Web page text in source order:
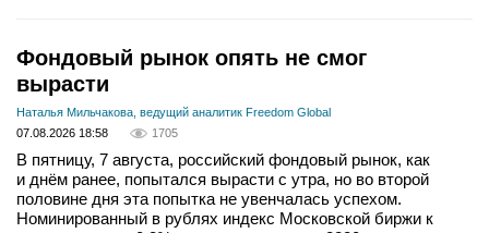
Фондовый рынок опять не смог
вырасти
Наталья Мильчакова, ведущий аналитик Freedom Global
07.08.2026 18:58
1705
В пятницу, 7 августа, российский фондовый рынок, как
и днём ранее, попытался вырасти с утра, но во второй
половине дня эта попытка не увенчалась успехом.
Номинированный в рублях индекс Московской биржи к